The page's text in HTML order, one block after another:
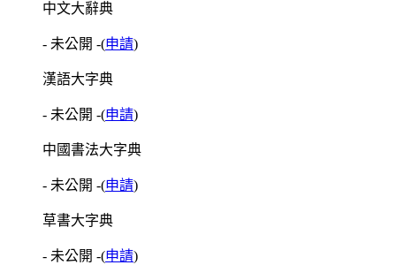
中文大辭典
- 未公開 -(申請)
漢語大字典
- 未公開 -(申請)
中國書法大字典
- 未公開 -(申請)
草書大字典
- 未公開 -(申請)